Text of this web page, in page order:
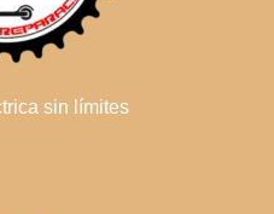
sin límites